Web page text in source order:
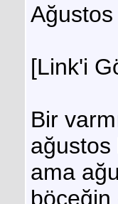
[Link'i
Bir
ağustos
ama
böceğin